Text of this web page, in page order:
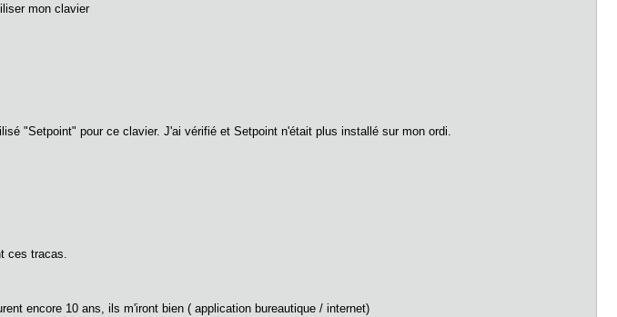
mon clavier
"Setpoint" pour ce clavier. J'ai vérifié et Setpoint n'était plus installé sur mon ordi.
ces tracas.
encore 10 ans, ils m'iront bien ( application bureautique / internet)